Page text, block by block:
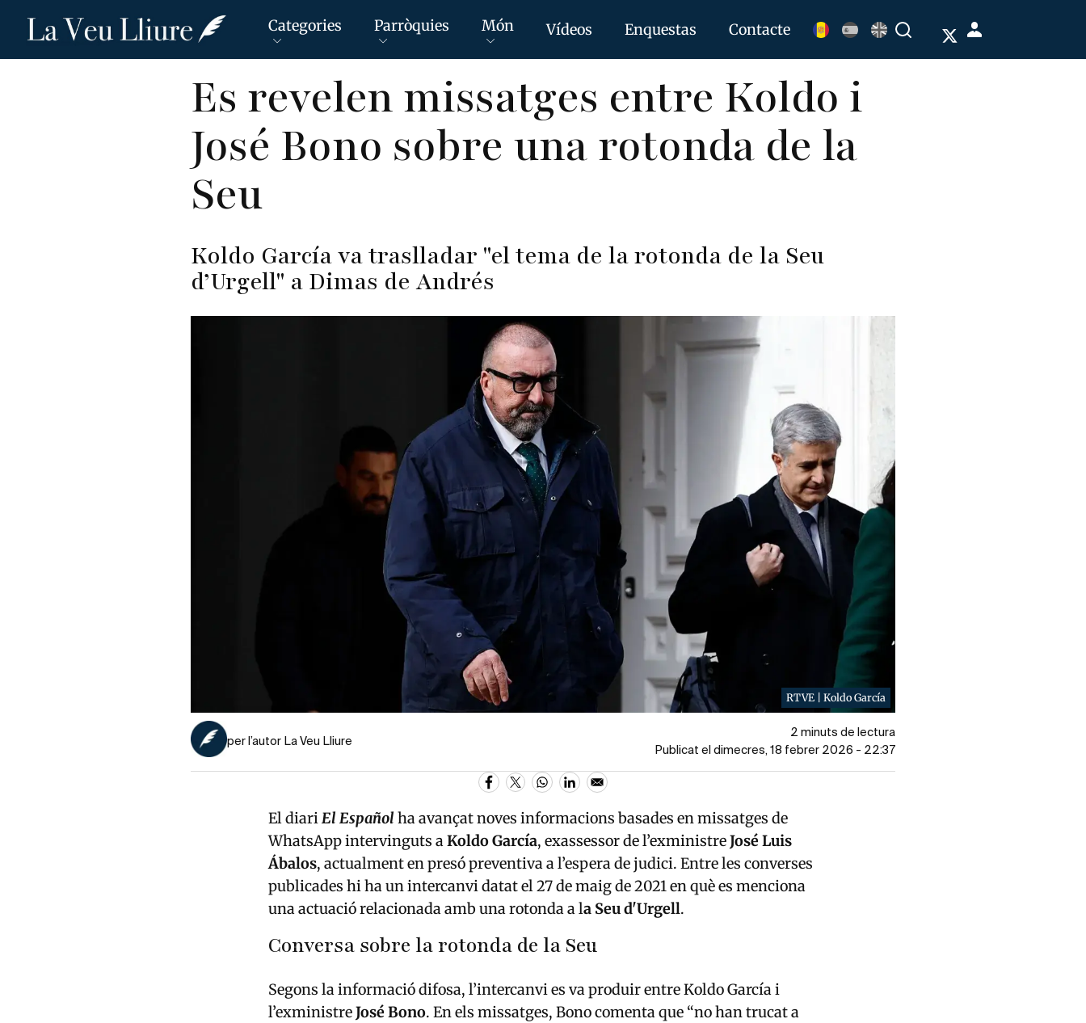
Vés
Categories Parròquies Món Vídeos Enquestas Contacte BuscarMenú
de
Es revelen missatges entre Koldo i
José Bono sobre una rotonda de la
Seu
Koldo García va traslladar "el tema de la rotonda de la Seu
d’Urgell" a Dimas de Andrés
RTVE | Koldo García
per l’autor La Veu Lliure
2 minuts de lectura
Publicat el dimecres, 18 febrer 2026 - 22:37
El diariEl Español ha avançat noves informacions basades en missatges de
WhatsApp intervinguts aKoldo García, exassessor de l’exministreJosé Luis
Ábalos, actualment en presó preventiva a l’espera de judici. Entre les converses
publicades hi ha un intercanvi datat el 27 de maig de 2021 en què es menciona
una actuació relacionada amb una rotonda a la Seu d'Urgell.
Conversa sobre la rotonda de la Seu
Segons la informació difosa, l’intercanvi es va produir entre Koldo García i
l’exministreJosé Bono. En els missatges, Bono comenta que “no han trucat a